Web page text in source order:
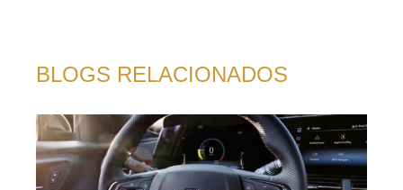
BLOGS RELACIONADOS